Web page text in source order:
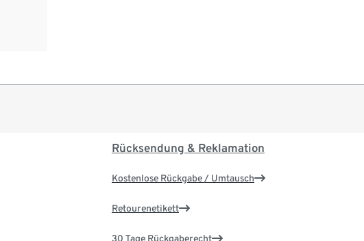
Rücksendung & Reklamation
Kostenlose Rückgabe / Umtausch
Retourenetikett
30 Tage Rückgaberecht